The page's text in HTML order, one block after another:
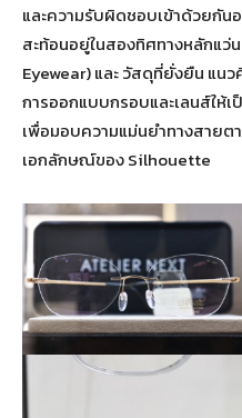
และความรับผิดชอบเข้าด้วยกัน
สะท้อนอยู่ในสองทิศทางหลักแ
Eyewear) และ วัสดุที่ยั่งยืน แ
การออกแบบกรอบและเลนส์ให้
เพื่อมอบความแม่นยำทางสายต
เอกลักษณ์ของ Silhouette